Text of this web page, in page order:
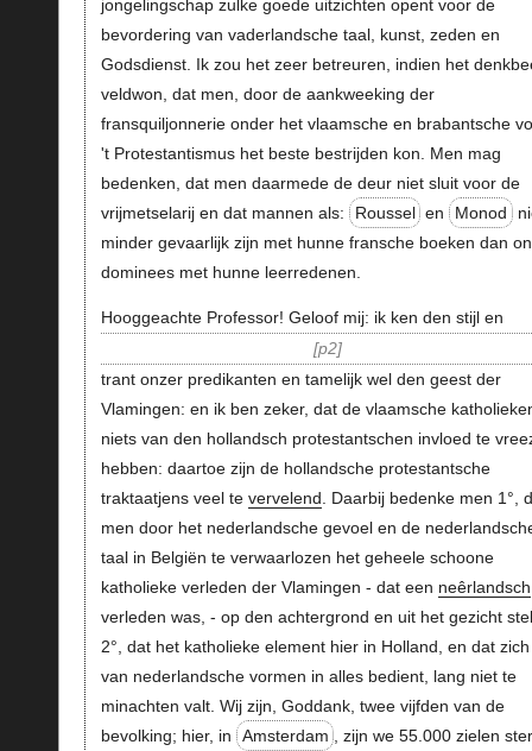
jongelingschap zulke goede uitzichten opent voor de
bevordering van vaderlandsche taal, kunst, zeden en
Godsdienst. Ik zou het zeer betreuren, indien het
veldwon, dat men, door de aankweeking der
fransquiljonnerie onder het vlaamsche en brabantsche
't Protestantismus het beste bestrijden kon. Men mag
bedenken, dat men daarmede de deur niet sluit voor de
vrijmetselarij en dat mannen als:
Roussel en Monod
minder gevaarlijk zijn met hunne fransche boeken dan
dominees met hunne leerredenen.
Hooggeachte Professor! Geloof mij: ik ken den stijl en
p2
trant onzer predikanten en tamelijk wel den geest der
Vlamingen: en ik ben zeker, dat de vlaamsche
niets van den hollandsch protestantschen invloed te
hebben: daartoe zijn de hollandsche protestantsche
traktaatjens veel te vervelend . Daarbij bedenke men 1°,
men door het nederlandsche gevoel en de
taal in Belgiën te verwaarlozen het geheele schoone
katholieke verleden der Vlamingen - dat een neêrlandsch
verleden was, - op den achtergrond en uit het gezicht
2°, dat het katholieke element hier in Holland, en dat zich
van nederlandsche vormen in alles bedient, lang niet te
minachten valt. Wij zijn, Goddank, twee vijfden van de
bevolking; hier, in
Amsterdam
, zijn we 55.000 zielen